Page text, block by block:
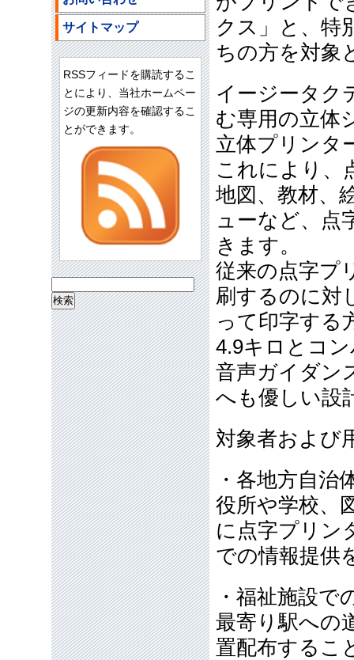
クス」と、特
ちの方を対象
イージータク
む専用の立体
立体プリンタ
これにより、
地図、教材、
ューなど、点
きます。
従来の点字プ
刷するのに対
って印字する
4.9キロとコ
音声ガイダン
へも優しい設
対象者および
・各地方自治
役所や学校、
に点字プリン
での情報提供
・福祉施設で
最寄り駅への
置配布するこ
サイトマップ
RSSフィードを購読するこ
とにより、当社ホームペー
ジの更新内容を確認するこ
とができます。
索: